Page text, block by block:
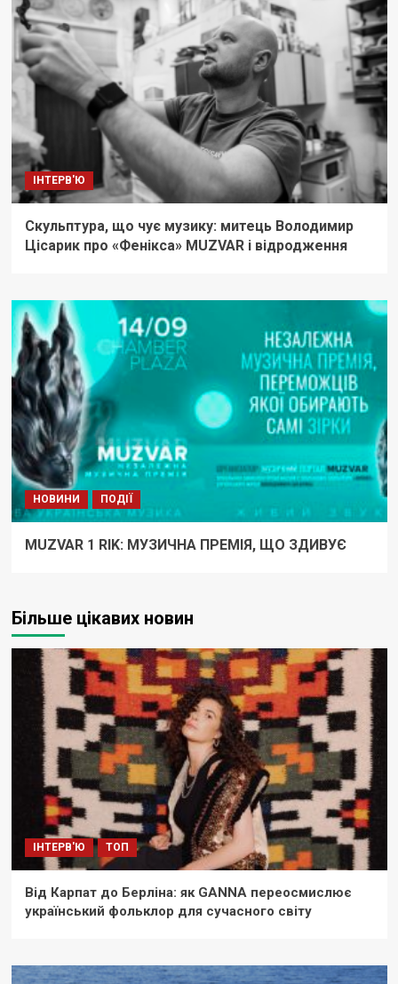
ІНТЕРВ'Ю
Скульптура, що чує музику: митець Володимир
Цісарик про «Фенікса» MUZVAR і відродження
НОВИНИ ПОДІЇ
MUZVAR 1 RIK: МУЗИЧНА ПРЕМІЯ, ЩО ЗДИВУЄ
Більше цікавих новин
ІНТЕРВ'Ю ТОП
Від Карпат до Берліна: як GANNA переосмислює
український фольклор для сучасного світу